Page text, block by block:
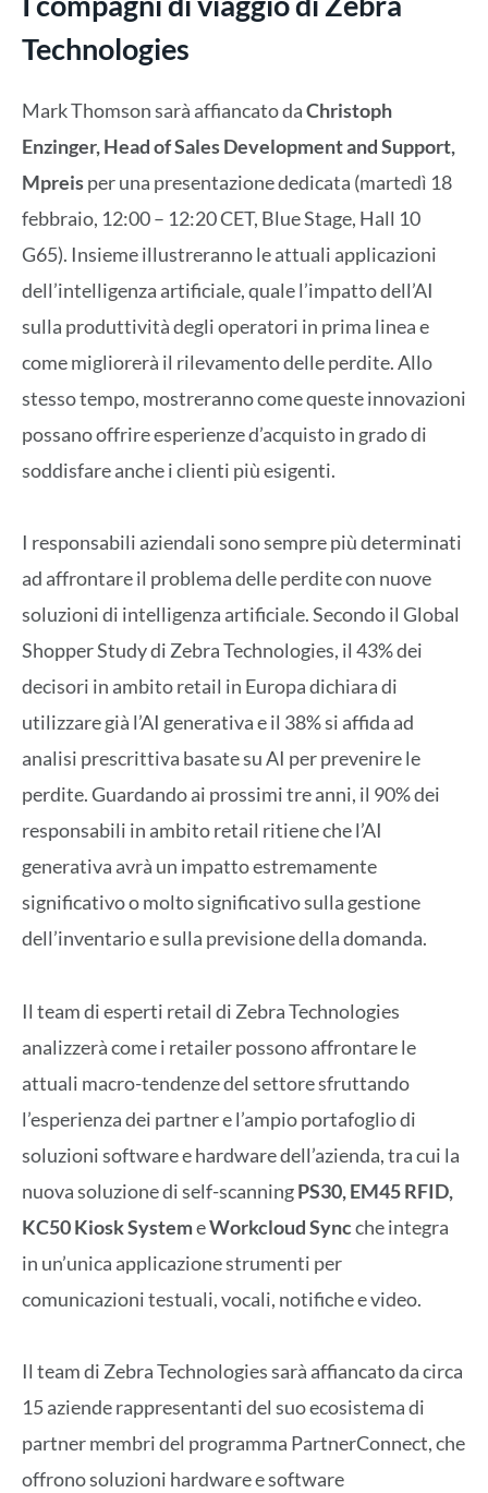
Technologies
Mark Thomson sarà affiancato daChristoph
Enzinger, Head of Sales Development and Support,
Mpreisper una presentazione dedicata (martedì 18
febbraio, 12:00 – 12:20 CET, Blue Stage, Hall 10
G65). Insieme illustreranno le attuali applicazioni
dell’intelligenza artificiale, quale l’impatto dell’AI
sulla produttività degli operatori in prima linea e
come migliorerà il rilevamento delle perdite. Allo
stesso tempo, mostreranno come queste innovazioni
possano offrire esperienze d’acquisto in grado di
soddisfare anche i clienti più esigenti.
I responsabili aziendali sono sempre più determinati
ad affrontare il problema delle perdite con nuove
soluzioni di intelligenza artificiale. Secondo il Global
Shopper Study di Zebra Technologies, il 43% dei
decisori in ambito retail in Europa dichiara di
utilizzare già l’AI generativa e il 38% si affida ad
analisi prescrittiva basate su AI per prevenire le
perdite. Guardando ai prossimi tre anni, il 90% dei
responsabili in ambito retail ritiene che l’AI
generativa avrà un impatto estremamente
significativo o molto significativo sulla gestione
dell’inventario e sulla previsione della domanda.
Il team di esperti retail di Zebra Technologies
analizzerà come i retailer possono affrontare le
attuali macro-tendenze del settore sfruttando
l’esperienza dei partner e l’ampio portafoglio di
soluzioni software e hardware dell’azienda, tra cui la
nuova soluzione di self-scanningPS30,EM45 RFID,
KC50 Kiosk SystemeWorkcloud Syncche integra
in un’unica applicazione strumenti per
comunicazioni testuali, vocali, notifiche e video.
Il team di Zebra Technologies sarà affiancato da circa
15 aziende rappresentanti del suo ecosistema di
partner membri del programma PartnerConnect, che
offrono soluzioni hardware e software